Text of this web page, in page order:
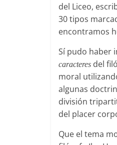
del Liceo,
30 tipos
encontramos
Sí pudo haber
caracteres del
moral
algunas
división
del placer
Que el tema